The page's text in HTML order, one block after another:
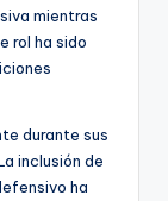
mientras
rol ha sido
durante sus
inclusión de
ha